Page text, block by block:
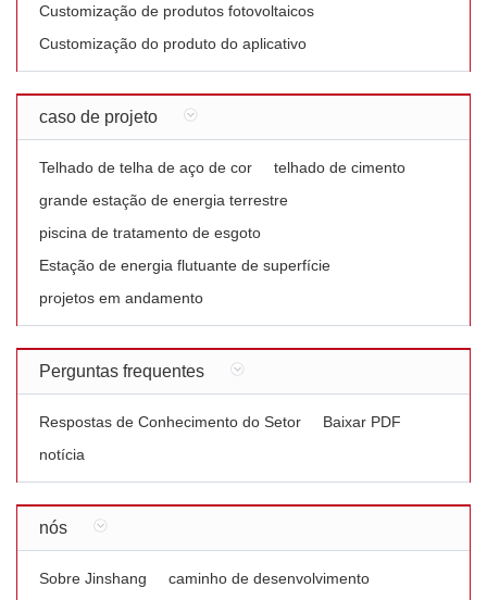
Customização de produtos fotovoltaicos
Customização do produto do aplicativo
caso de projeto
Telhado de telha de aço de cor
telhado de cimento
grande estação de energia terrestre
piscina de tratamento de esgoto
Estação de energia flutuante de superfície
projetos em andamento
Perguntas frequentes
Respostas de Conhecimento do Setor
Baixar PDF
notícia
nós
Sobre Jinshang
caminho de desenvolvimento